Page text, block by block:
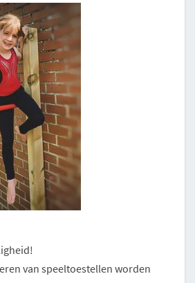
van speeltoestellen worden